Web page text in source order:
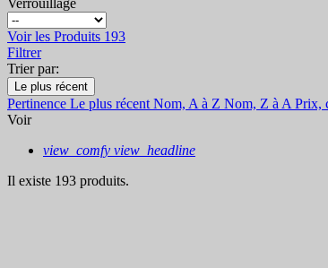
Verrouillage
Voir les Produits 193
Filtrer
Trier par:
Le plus récent
Pertinence Le plus récent Nom, A à Z Nom, Z à A Prix,
Voir
view_comfy view_headline
Il existe 193 produits.